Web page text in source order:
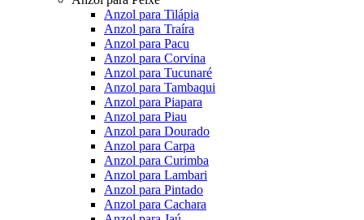
Anzol para Tilápia
Anzol para Traíra
Anzol para Pacu
Anzol para Corvina
Anzol para Tucunaré
Anzol para Tambaqui
Anzol para Piapara
Anzol para Piau
Anzol para Dourado
Anzol para Carpa
Anzol para Curimba
Anzol para Lambari
Anzol para Pintado
Anzol para Cachara